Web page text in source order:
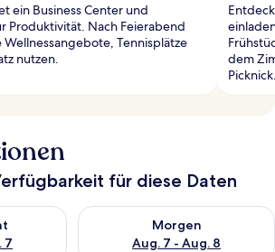
ein Business Center und
Produktivität. Nach Feierabend
Wellnessangebote, Tennisplätze
nutzen.
dem
für diese Daten
7
für heute Nacht, Aug. 6 - Aug. 7.
Morgen
Aug. 7 - Aug. 8
Überprüfe die Verfügbarkeit